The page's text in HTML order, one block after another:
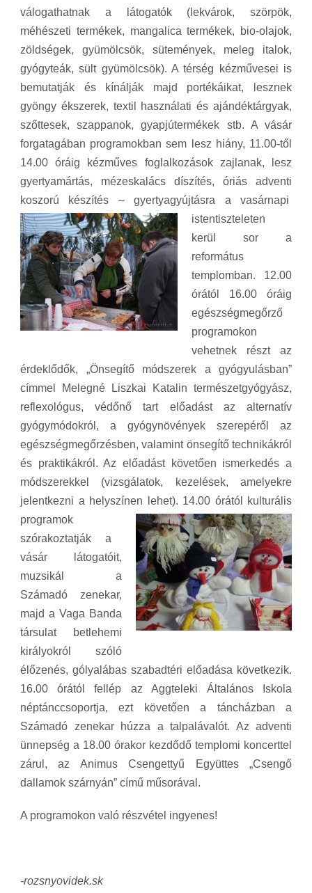
válogathatnak a látogatók (lekvárok, szörpök,
méhészeti termékek, mangalica termékek, bio-olajok,
zöldségek, gyümölcsök, sütemények, meleg italok,
gyógyteák, sült gyümölcsök). A térség kézművesei is
bemutatják és kínálják majd portékáikat, lesznek
gyöngy ékszerek, textil használati és ajándéktárgyak,
szőttesek, szappanok, gyapjútermékek stb. A vásár
forgatagában programokban sem lesz hiány, 11.00-től
14.00 óráig kézműves foglalkozások zajlanak, lesz
gyertyamártás, mézeskalács díszítés, óriás adventi
koszorú készítés – gyertyagyújtásra a vasárnapi
istentiszteleten
kerül sor a
református
templomban. 12.00
órától 16.00 óráig
egészségmegőrző
programokon
vehetnek részt az
érdeklődők, „Önsegítő módszerek a gyógyulásban”
címmel Melegné Liszkai Katalin természetgyógyász,
reflexológus, védőnő tart előadást az alternatív
gyógymódokról, a gyógynövények szerepéről az
egészségmegőrzésben, valamint önsegítő technikákról
és praktikákról. Az előadást követően ismerkedés a
módszerekkel (vizsgálatok, kezelések, amelyekre
jelentkezni a helyszínen lehet). 14.00 órától kulturális
programok
szórakoztatják a
vásár látogatóit,
muzsikál a
Számadó zenekar,
majd a Vaga Banda
társulat betlehemi
királyokról szóló
élőzenés, gólyalábas szabadtéri előadása következik.
16.00 órától fellép az Aggteleki Általános Iskola
néptánccsoportja, ezt követően a táncházban a
Számadó zenekar húzza a talpalávalót. Az adventi
ünnepség a 18.00 órakor kezdődő templomi koncerttel
zárul,az Animus Csengettyű Együttes„Csengő
dallamok szárnyán” című műsorával.
A programokon való részvétel ingyenes!
-rozsnyovidek.sk